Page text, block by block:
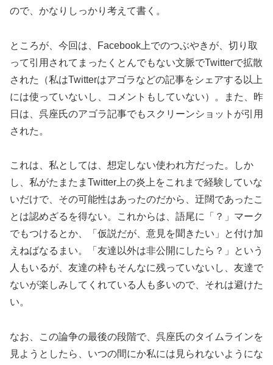
ので、かなりしっかり考えて書く。
ところが、今回は、Facebook上でのつぶやきが、切り取
って引用されてまったくとんでもない文脈でTwitterで拡散
された（私はTwitterはアゴラなどの記事をシェアする以上
には使っていないし、コメントもしていない）。また、昨
日は、呉座氏のアゴラ記事でもスクリーンショットが引用
された。
これは、私としては、想定しない使われ方だった。しか
し、私がたまたまTwitter上の炎上をこれまで経験していな
いだけで、その可能性はあったのだから、迂闊であったこ
とは認めざるを得ない。これからは、語尾に「？」マーク
でもつけるとか、「仮説だが、意見を聞きたい」と付け加
えねばなるまい。「友達以外は非公開にしたら？」という
人もいるが、友達の枠もそんなに残っていないし、友達で
ないが楽しみしてくれている人も多いので、それは避けた
い。
なお、この論争の最後の段階で、呉座氏のタイムラインを
見ようとしたら、いつの間にか私には見られないようにな